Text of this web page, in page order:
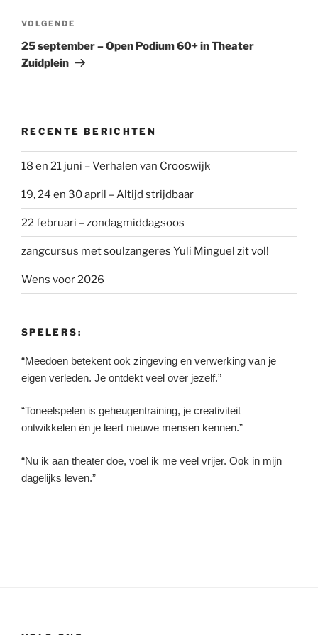
Volgend
bericht
VOLGENDE
25 september – Open Podium 60+ in Theater
Zuidplein
RECENTE BERICHTEN
18 en 21 juni – Verhalen van Crooswijk
19, 24 en 30 april – Altijd strijdbaar
22 februari – zondagmiddagsoos
zangcursus met soulzangeres Yuli Minguel zit vol!
Wens voor 2026
SPELERS:
“Meedoen betekent ook zingeving en verwerking van je
eigen verleden. Je ontdekt veel over jezelf.”
“Toneelspelen is geheugentraining, je creativiteit
ontwikkelen èn je leert nieuwe mensen kennen.”
“Nu ik aan theater doe, voel ik me veel vrijer. Ook in mijn
dagelijks leven.”